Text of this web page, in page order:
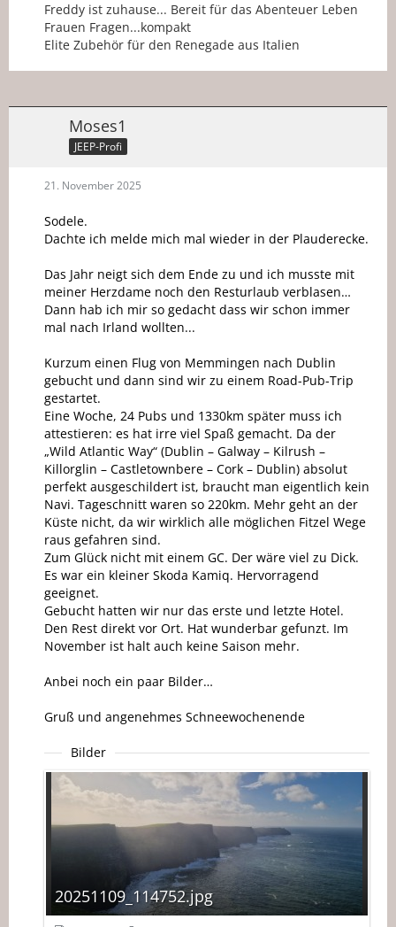
Freddy ist zuhause... Bereit für das Abenteuer Leben
Frauen Fragen...kompakt
Elite Zubehör für den Renegade aus Italien
Moses1
JEEP-Profi
21. November 2025
Sodele.
Dachte ich melde mich mal wieder in der Plauderecke.
Das Jahr neigt sich dem Ende zu und ich musste mit
meiner Herzdame noch den Resturlaub verblasen…
Dann hab ich mir so gedacht dass wir schon immer
mal nach Irland wollten...
Kurzum einen Flug von Memmingen nach Dublin
gebucht und dann sind wir zu einem Road-Pub-Trip
gestartet.
Eine Woche, 24 Pubs und 1330km später muss ich
attestieren: es hat irre viel Spaß gemacht. Da der
„Wild Atlantic Way“ (Dublin – Galway – Kilrush –
Killorglin – Castletownbere – Cork – Dublin) absolut
perfekt ausgeschildert ist, braucht man eigentlich kein
Navi. Tageschnitt waren so 220km. Mehr geht an der
Küste nicht, da wir wirklich alle möglichen Fitzel Wege
raus gefahren sind.
Zum Glück nicht mit einem GC. Der wäre viel zu Dick.
Es war ein kleiner Skoda Kamiq. Hervorragend
geeignet.
Gebucht hatten wir nur das erste und letzte Hotel.
Den Rest direkt vor Ort. Hat wunderbar gefunzt. Im
November ist halt auch keine Saison mehr.
Anbei noch ein paar Bilder…
Gruß und angenehmes Schneewochenende
Bilder
20251109_114752.jpg